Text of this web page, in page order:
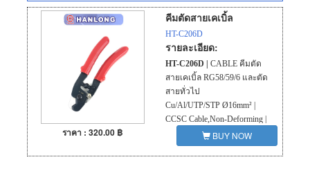
คีมตัดสายเคเบิ้ล
HT-C206D
รายละเอียด:
HT-C206D | CABLE คีมตัด
สายเคเบิ้ล RG58/59/6 และตัด
สายทั่วไป
Cu/Al/UTP/STP Ø16mm² |
CCSC Cable,Non-Deforming |
Coax & Data Cable Cutter
• Ideal works on coax, copper,
ราคา : 320.00 ฿ BUY NOW